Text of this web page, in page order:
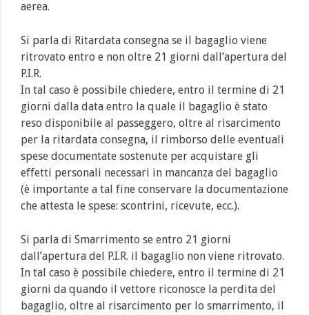
aerea.
Si parla di Ritardata consegna se il bagaglio viene
ritrovato entro e non oltre 21 giorni dall’apertura del
P.I.R.
In tal caso è possibile chiedere, entro il termine di 21
giorni dalla data entro la quale il bagaglio è stato
reso disponibile al passeggero, oltre al risarcimento
per la ritardata consegna, il rimborso delle eventuali
spese documentate sostenute per acquistare gli
effetti personali necessari in mancanza del bagaglio
(è importante a tal fine conservare la documentazione
che attesta le spese: scontrini, ricevute, ecc.).
Si parla di Smarrimento se entro 21 giorni
dall’apertura del P.I.R. il bagaglio non viene ritrovato.
In tal caso è possibile chiedere, entro il termine di 21
giorni da quando il vettore riconosce la perdita del
bagaglio, oltre al risarcimento per lo smarrimento, il